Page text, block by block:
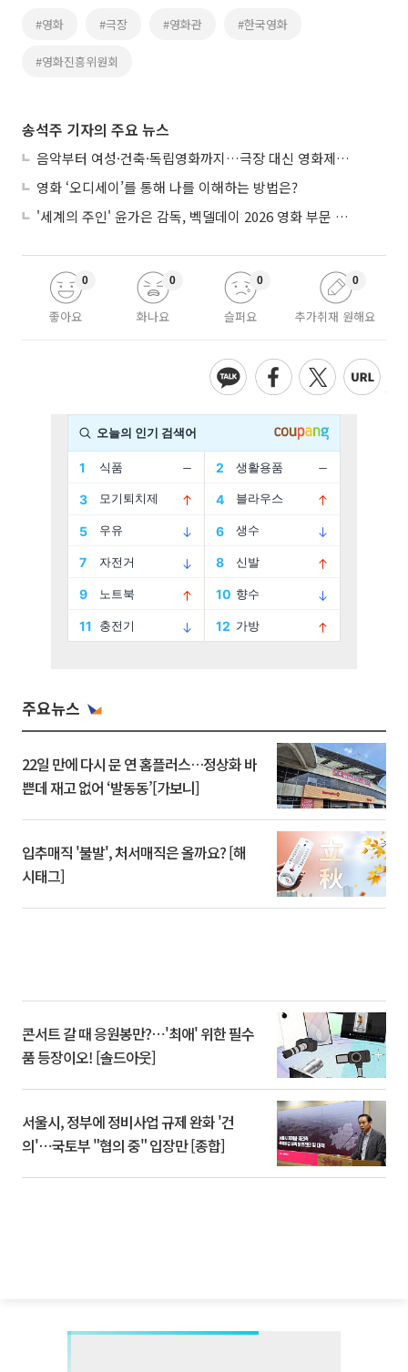
#영화 #극장 #영화관 #한국영화
#영화진흥위원회
송석주 기자의 주요 뉴스
음악부터 여성·건축·독립영화까지…극장 대신 영화제로 즐기는 스크린 여행
영화 ‘오디세이’를 통해 나를 이해하는 방법은?
'세계의 주인' 윤가은 감독, 벡델데이 2026 영화 부문 벡델리안 감독 선정
좋아요
0
화나요
0
슬퍼요
0
추가취재 원해요
0
주요뉴스
22일 만에 다시 문 연 홈플러스…정상화 바
쁜데 재고 없어 ‘발동동’[가보니]
입추매직 '불발', 처서매직은 올까요? [해
시태그]
콘서트 갈 때 응원봉만?⋯'최애' 위한 필수
품 등장이오! [솔드아웃]
서울시, 정부에 정비사업 규제 완화 '건
의'⋯국토부 "협의 중" 입장만 [종합]